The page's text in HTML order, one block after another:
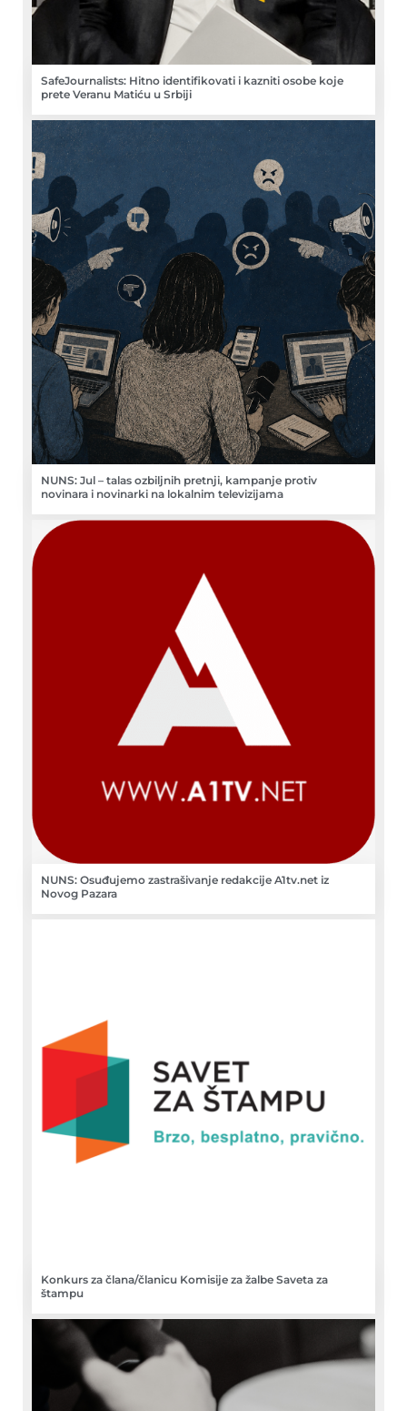
SafeJournalists: Hitno identifikovati i kazniti osobe koje
prete Veranu Matiću u Srbiji
NUNS: Jul – talas ozbiljnih pretnji, kampanje protiv
novinara i novinarki na lokalnim televizijama
NUNS: Osuđujemo zastrašivanje redakcije A1tv.net iz
Novog Pazara
Konkurs za člana/članicu Komisije za žalbe Saveta za
štampu